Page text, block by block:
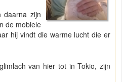
daarna zijn
de mobiele
hij vindt die warme lucht die er
van hier tot in Tokio, zijn